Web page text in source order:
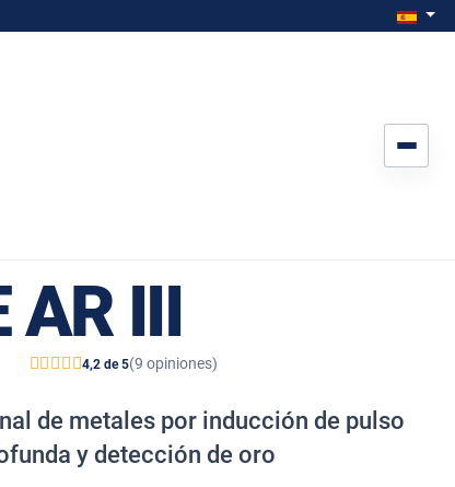
AR III
4,2 de 5(9 opiniones)
de metales por inducción de pulso
y detección de oro